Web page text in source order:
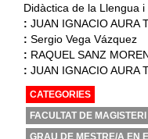
Didàctica de la Llengua
: JUAN IGNACIO AURA
: Sergio Vega Vázquez
: RAQUEL SANZ
: JUAN IGNACIO AURA
CATEGORIES
FACULTAT DE MAGISTERI
GRAU DE MESTRE/A EN